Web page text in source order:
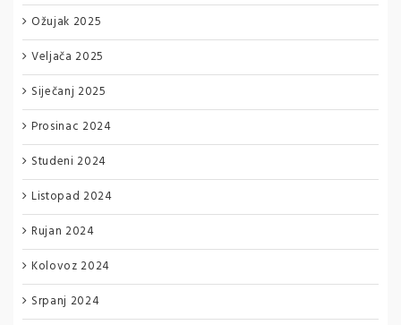
Ožujak 2025
Veljača 2025
Siječanj 2025
Prosinac 2024
Studeni 2024
Listopad 2024
Rujan 2024
Kolovoz 2024
Srpanj 2024